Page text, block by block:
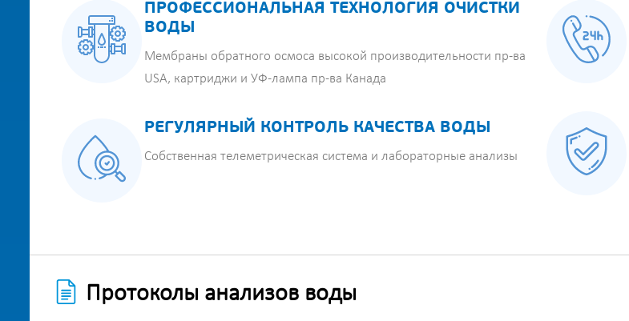
ПРОФЕССИОНАЛЬНАЯ ТЕХНОЛОГИЯ ОЧИСТКИ
ВОДЫ
Мембраны обратного осмоса высокой производительности пр-ва
USA, картриджи и УФ-лампа пр-ва Канада
РЕГУЛЯРНЫЙ КОНТРОЛЬ КАЧЕСТВА ВОДЫ
Собственная телеметрическая система и лабораторные анализы
Протоколы анализов воды